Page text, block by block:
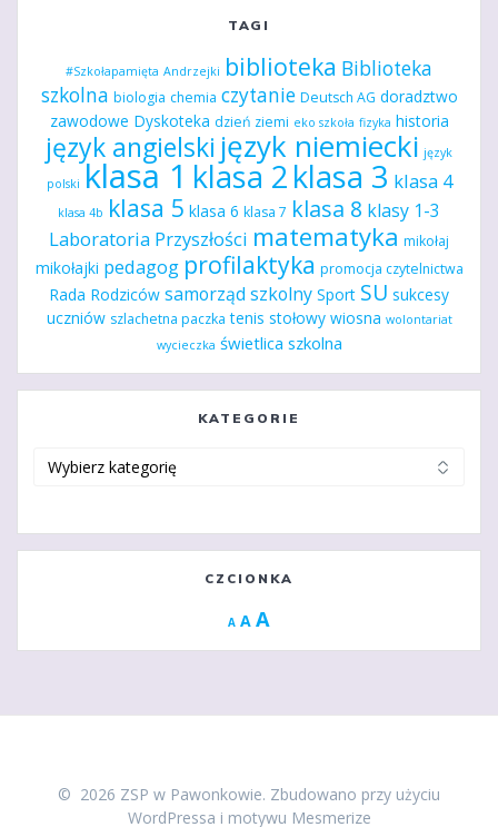
TAGI
#Szkołapamięta Andrzejki biblioteka Biblioteka
szkolna biologia chemia czytanie Deutsch AG doradztwo
zawodowe Dyskoteka dzień ziemi eko szkoła fizyka historia
język angielski język niemiecki język
polski klasa 1 klasa 2klasa 3 klasa 4
klasa 4b klasa 5 klasa 6 klasa 7 klasa 8 klasy 1-3
Laboratoria Przyszłości matematyka mikołaj
mikołajki pedagog profilaktyka promocja czytelnictwa
Rada Rodziców samorząd szkolny Sport SU sukcesy
uczniów szlachetna paczka tenis stołowy wiosna wolontariat
wycieczka świetlica szkolna
KATEGORIE
CZCIONKA
A Decrease
A Reset
A
© 2026 ZSP w Pawonkowie. Zbudowano przy użyciu
WordPressa i motywu Mesmerize